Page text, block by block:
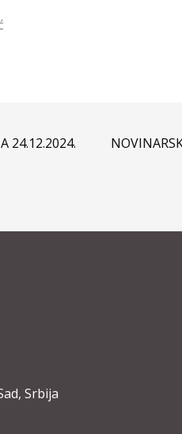
24.12.2024.
Srbija